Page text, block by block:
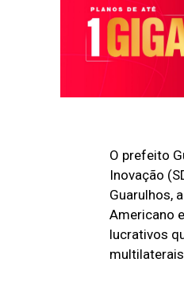
O prefeito
Inovação
Guarulhos,
Americano
lucrativos